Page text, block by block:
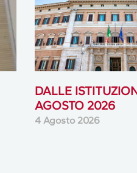
DALLE
AGOSTO 2026
4 Agosto 2026